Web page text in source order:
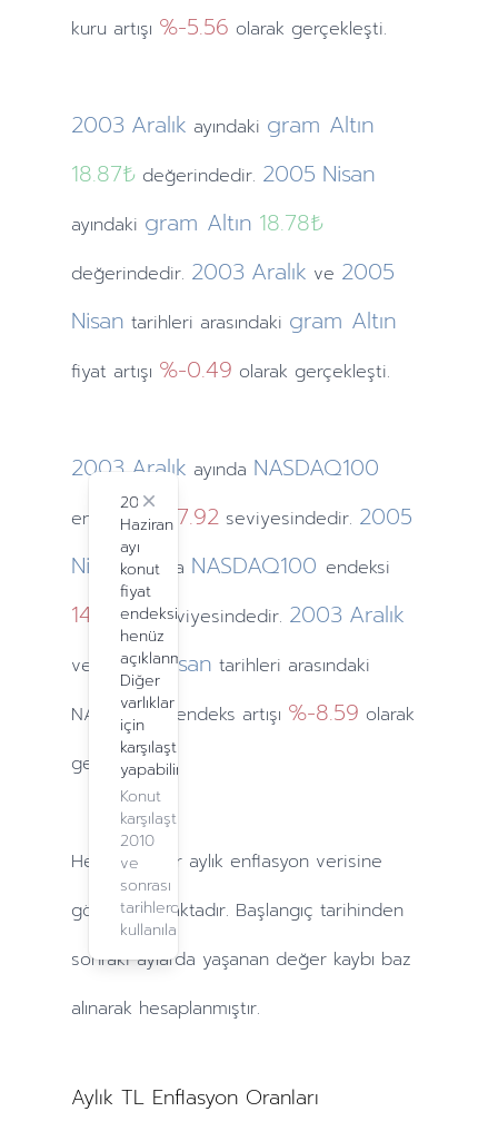
kuru artışı %-5.56 olarak gerçekleşti.
2003 Aralık ayındaki gram Altın
18.87₺değerindedir. 2005 Nisan
ayındaki gram Altın 18.78₺
değerindedir. 2003 Aralık ve 2005
Nisan tarihleri arasındaki gram Altın
fiyat artışı %-0.49 olarak gerçekleşti.
2024
Haziran
ayı
konut
fiyat
endeksi
henüz
açıklanmadı.
Diğer
varlıklar
için
karşılaştırma
yapabilirsiniz.
Konut
karşılaştırma,
2010
ve
sonrası
tarihlerde
kullanılabilir.
Close
2003 Aralık ayında NASDAQ100
endeksi1467.92seviyesindedir. 2005
Nisan ayında NASDAQ100 endeksi
1420.79seviyesindedir. 2003 Aralık
ve 2005 Nisan tarihleri arasındaki
NASDAQ100 endeks artışı %-8.59 olarak
gerçekleşti.
Hesaplamalar aylık enflasyon verisine
göre yapılmaktadır. Başlangıç tarihinden
sonraki aylarda yaşanan değer kaybı baz
alınarak hesaplanmıştır.
Aylık TL Enflasyon Oranları